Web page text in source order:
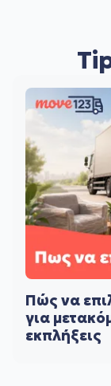
Πώς να
για
εκπλήξεις